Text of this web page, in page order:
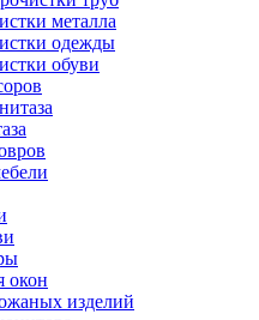
металла
одежды
обуви
окон
изделий